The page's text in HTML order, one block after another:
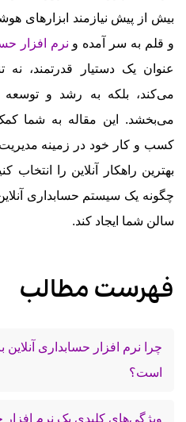
بیش از پیش نیازمند ابزارهای
و قلم به سر آمده و نرم افزار
عنوان یک دستیار قدرتمند، نه
می‌کند، بلکه به رشد و
می‌بخشد. این مقاله به شما
کسب و کار خود در زمینه
بهترین راهکار آنلاین را انتخاب
چگونه یک سیستم حسابداری آنلاین
سالن شما ایجاد کند.
فهرست مطالب
چرا نرم افزار حسابداری
است؟
ویژگی‌های کلیدی یک نرم افزار